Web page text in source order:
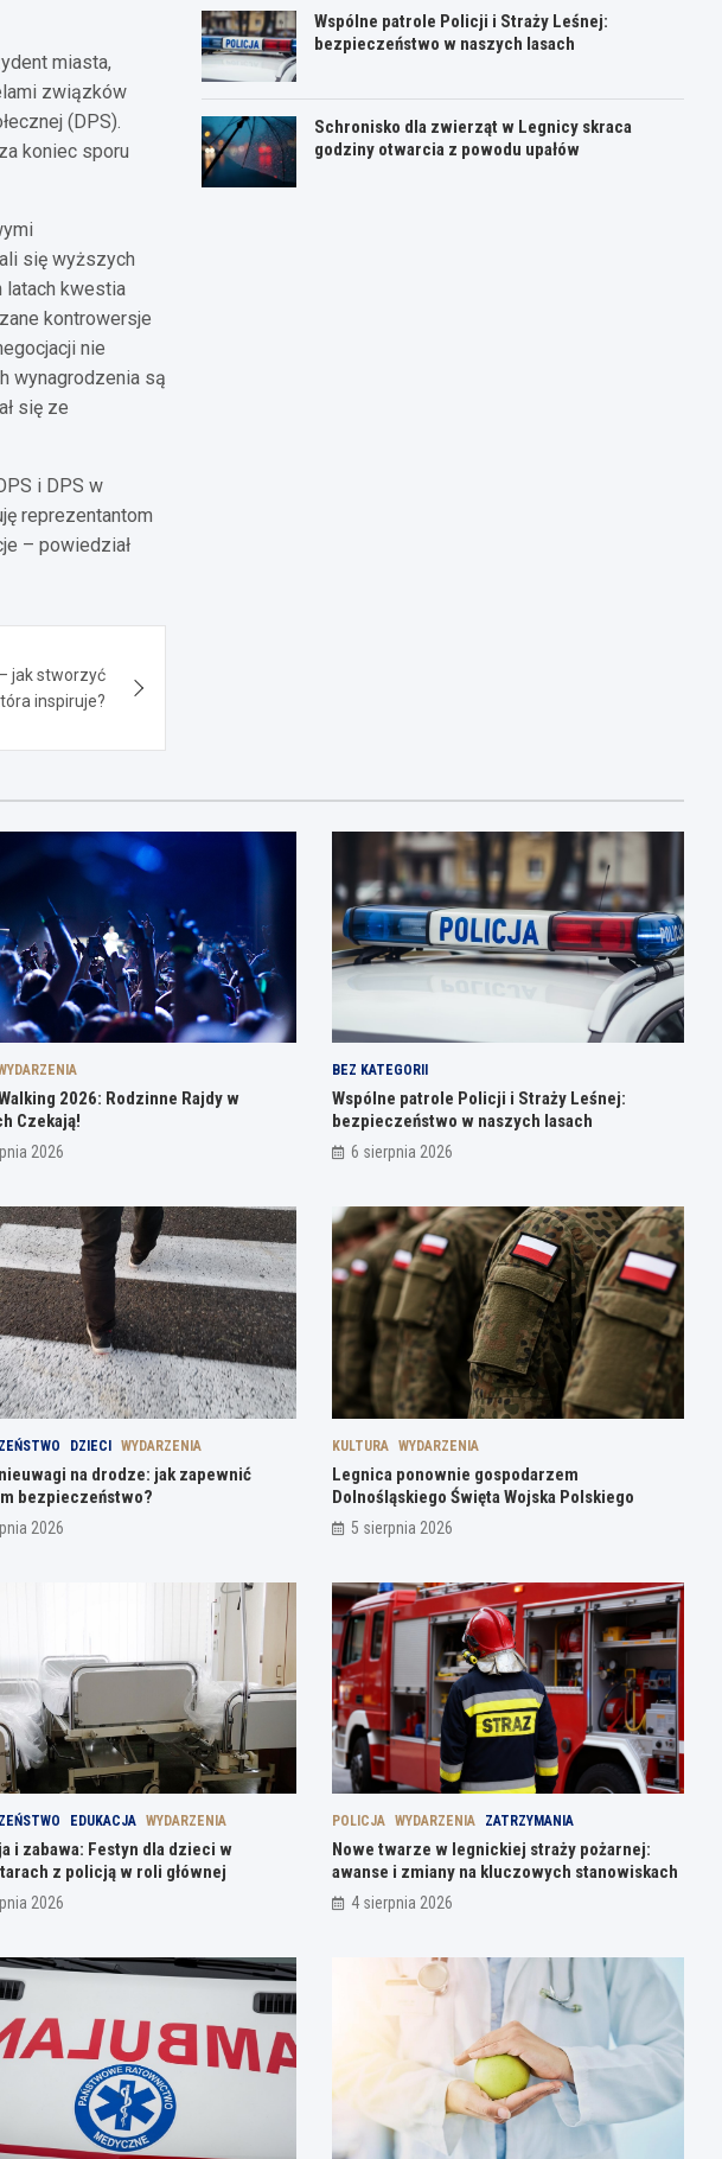
miasta,
związków
(DPS).
koniec sporu
się wyższych
latach kwestia
kontrowersje
nie
wynagrodzenia są
się ze
i DPS w
reprezentantom
– powiedział
jak stworzyć
inspiruje?
Wspólne patrole Policji i Straży Leśnej:
bezpieczeństwo w naszych lasach
Schronisko dla zwierząt w Legnicy skraca
godziny otwarcia z powodu upałów
2026: Rodzinne Rajdy w
Czekają!
2026
BEZ KATEGORII
Wspólne patrole Policji i Straży Leśnej:
bezpieczeństwo w naszych lasach
6 sierpnia 2026
DZIECI WYDARZENIA
na drodze: jak zapewnić
bezpieczeństwo?
2026
KULTURA WYDARZENIA
Legnica ponownie gospodarzem
Dolnośląskiego Święta Wojska Polskiego
5 sierpnia 2026
EDUKACJA WYDARZENIA
i zabawa: Festyn dla dzieci w
z policją w roli głównej
2026
POLICJA WYDARZENIA ZATRZYMANIA
Nowe twarze w legnickiej straży pożarnej:
awanse i zmiany na kluczowych stanowiskach
4 sierpnia 2026